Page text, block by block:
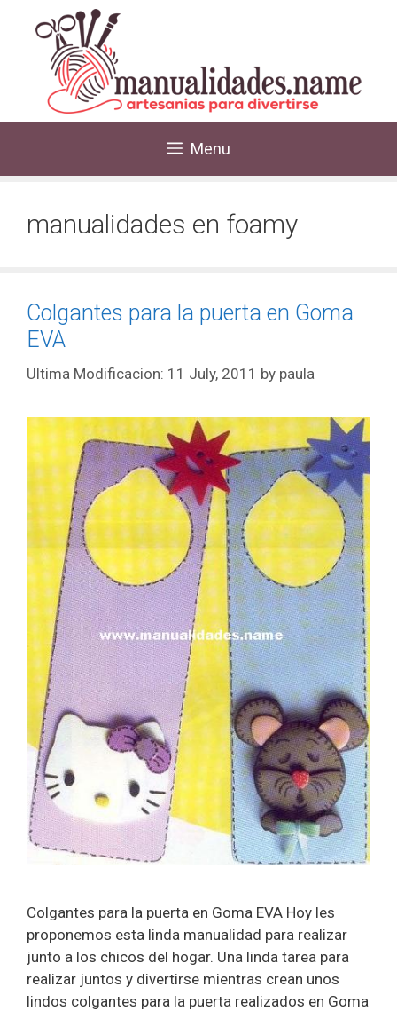
Menu
manualidades en foamy
Colgantes para la puerta en Goma
EVA
11 July, 2011 by paula
Colgantes para la puerta en Goma EVA Hoy les
proponemos esta linda manualidad para realizar
junto a los chicos del hogar. Una linda tarea para
realizar juntos y divertirse mientras crean unos
lindos colgantes para la puerta realizados en Goma